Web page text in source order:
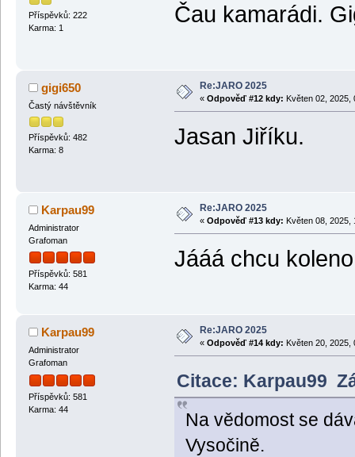
Příspěvků: 222
Karma: 1
Čau kamarádi.
gigi650
Častý návštěvník
Příspěvků: 482
Karma: 8
Re:JARO 2025
« Odpověď #12 kdy: Květen 02, 2025,
Jasan Jiříku.
Karpau99
Administrator
Grafoman
Příspěvků: 581
Karma: 44
Re:JARO 2025
« Odpověď #13 kdy: Květen 08, 2025,
Jááá chcu
Karpau99
Administrator
Grafoman
Příspěvků: 581
Karma: 44
Re:JARO 2025
« Odpověď #14 kdy: Květen 20, 2025,
Citace: Karpau99
Na vědomost se
Vysočině.